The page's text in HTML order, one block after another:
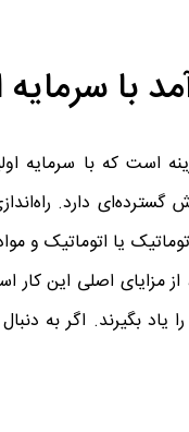
است که با سرمایه
گسترده‌ای دارد.
یا اتوماتیک و
مزایای اصلی این کار
یاد بگیرند. اگر به